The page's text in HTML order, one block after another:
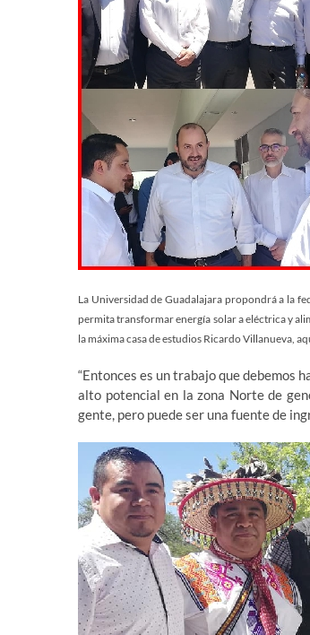
La Universidad de Guadalajara propondrá a la
permita transformar energía solar a eléctrica y
la máxima casa de estudios Ricardo Villanueva,
“Entonces es un trabajo que debemos
alto potencial en la zona Norte de
gente, pero puede ser una fuente de